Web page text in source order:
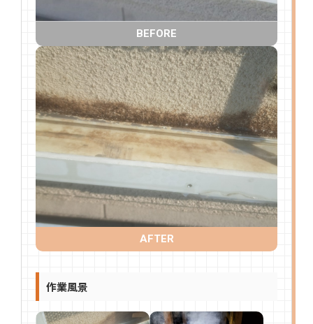
BEFORE
AFTER
作業風景